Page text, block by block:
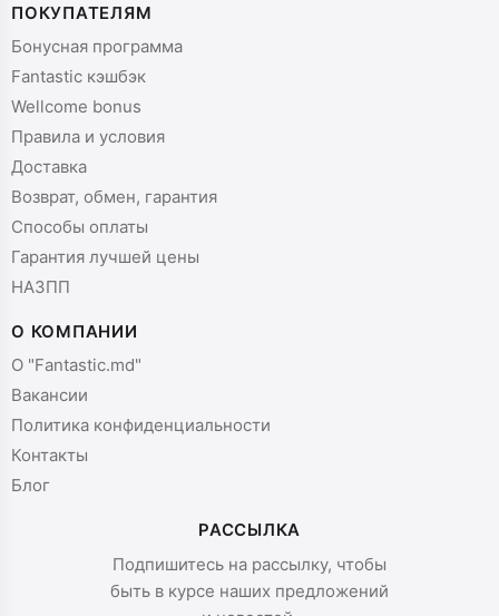
ПОКУПАТЕЛЯМ
Бонусная программа
Fantastic кэшбэк
Wellcome bonus
Правила и условия
Доставка
Возврат, обмен, гарантия
Способы оплаты
Гарантия лучшей цены
НАЗПП
О КОМПАНИИ
О "Fantastic.md"
Вакансии
Политика конфиденциальности
Контакты
Блог
РАССЫЛКА
Подпишитесь на рассылку, чтобы
быть в курсе наших предложений